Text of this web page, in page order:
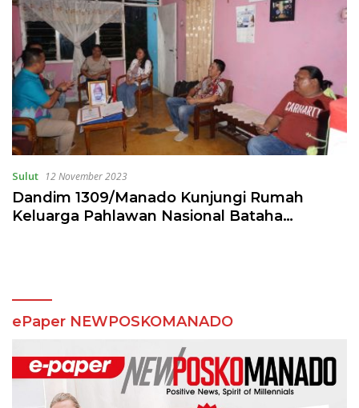
Sulut 12 November 2023
Dandim 1309/Manado Kunjungi Rumah
Keluarga Pahlawan Nasional Bataha
ePaper NEWPOSKOMANADO